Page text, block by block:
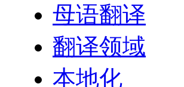
母语翻译
翻译领域
本地化